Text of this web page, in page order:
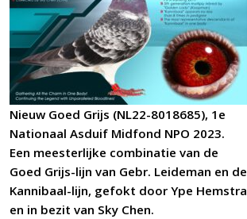
Nieuw Goed Grijs (NL22-8018685), 1e
Nationaal Asduif Midfond NPO 2023.
Een meesterlijke combinatie van de
Goed Grijs-lijn van Gebr. Leideman en de
Kannibaal-lijn, gefokt door Ype Hemstra
en in bezit van Sky Chen.